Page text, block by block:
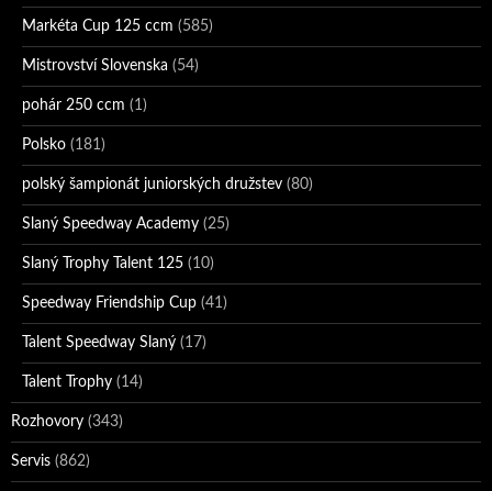
Markéta Cup 125 ccm (585)
Mistrovství Slovenska (54)
pohár 250 ccm (1)
Polsko (181)
polský šampionát juniorských družstev (80)
Slaný Speedway Academy (25)
Slaný Trophy Talent 125 (10)
Speedway Friendship Cup (41)
Talent Speedway Slaný (17)
Talent Trophy (14)
Rozhovory (343)
Servis (862)